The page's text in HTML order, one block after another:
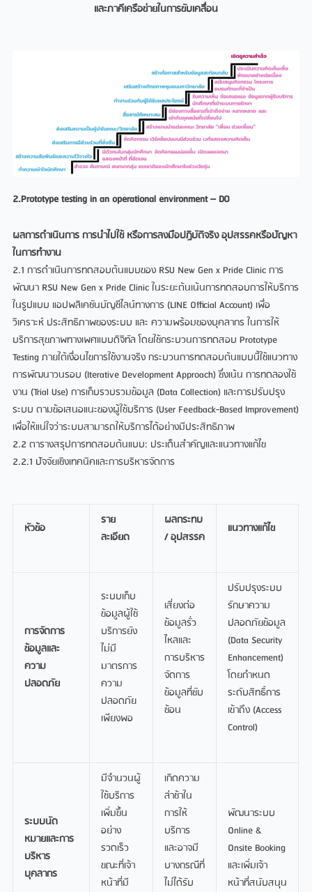
และภาคีเครือข่ายในการขับเคลื่อน
2.Prototype testing in an operational environment – DO
ผลการดำเนินการ การนำไปใช้ หรือการลงมือปฏิบัติจริง อุปสรรคหรือปัญหา
ในการทำงาน
2.1 การดำเนินการทดสอบต้นแบบของ RSU New Gen x Pride Clinic การ
พัฒนา RSU New Gen x Pride Clinic ในระยะต้นเน้นการทดสอบการให้บริการ
ในรูปแบบ แอปพลิเคชันบัญชีไลน์ทางการ (LINE Official Account) เพื่อ
วิเคราะห์ ประสิทธิภาพของระบบ และ ความพร้อมของบุคลากร ในการให้
บริการสุขภาพทางเพศแบบดิจิทัล โดยใช้กระบวนการทดสอบ Prototype
Testing ภายใต้เงื่อนไขการใช้งานจริง กระบวนการทดสอบต้นแบบนี้ใช้แนวทาง
การพัฒนาวนรอบ (Iterative Development Approach) ซึ่งเน้น การทดลองใช้
งาน (Trial Use) การเก็บรวบรวมข้อมูล (Data Collection) และการปรับปรุง
ระบบ ตามข้อเสนอแนะของผู้ใช้บริการ (User Feedback-Based Improvement)
เพื่อให้แน่ใจว่าระบบสามารถให้บริการได้อย่างมีประสิทธิภาพ
2.2 ตารางสรุปการทดสอบต้นแบบ: ประเด็นสำคัญและแนวทางแก้ไข
2.2.1 ปัจจัยเชิงเทคนิคและการบริหารจัดการ
หัวข้อ
ราย
ละเอียด
ผลกระทบ
/ อุปสรรค
แนวทางแก้ไข
การจัดการ
ข้อมูลและ
ความ
ปลอดภัย
ระบบเก็บ
ข้อมูลผู้ใช้
บริการยัง
ไม่มี
มาตรการ
ความ
ปลอดภัย
เพียงพอ
เสี่ยงต่อ
ข้อมูลรั่ว
ไหลและ
การบริหาร
จัดการ
ข้อมูลที่ซับ
ซ้อน
ปรับปรุงระบบ
รักษาความ
ปลอดภัยข้อมูล
(Data Security
Enhancement)
โดยกำหนด
ระดับสิทธิ์การ
เข้าถึง (Access
Control)
ระบบนัด
หมายและการ
บริหาร
บุคลากร
มีจำนวนผู้
ใช้บริการ
เพิ่มขึ้น
อย่าง
รวดเร็ว
ขณะที่เจ้า
หน้าที่มี
เกิดความ
ล่าช้าใน
การให้
บริการ
และอาจมี
บางกรณีที่
ไม่ได้รับ
พัฒนาระบบ
Online &
Onsite Booking
และเพิ่มเจ้า
หน้าที่สนับสนุน